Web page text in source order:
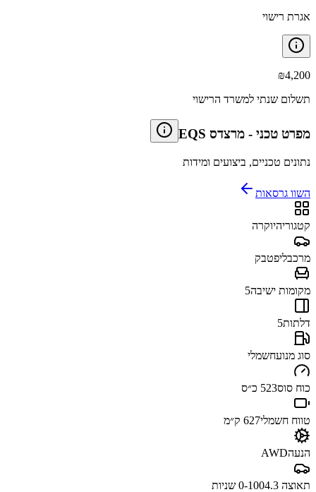
אגרת רישוי
₪4,200
תשלום שנתי למשרד הרישוי
מפרט טכני - מרצדס EQS
נתונים טכניים, ביצועים ומידות
השוו גרסאות
קטגוריהיוקרה
מרכבליפטבק
מקומות ישיבה5
דלתות5
סוג מנועחשמלי
כוח סוס523 כ״ס
טווח חשמלי627 ק״מ
הנעהAWD
תאוצה 0-100 4.3 שניות